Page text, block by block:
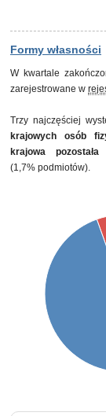
Formy własności
W kwartale
zarejestrowane w
Trzy najczęściej
krajowych osób
krajowa pozostała
(1,7% podmiotów).